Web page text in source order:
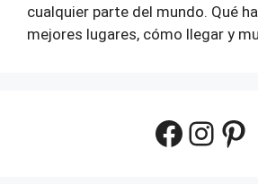
cualquier parte del mundo. Qué
mejores lugares, cómo llegar y